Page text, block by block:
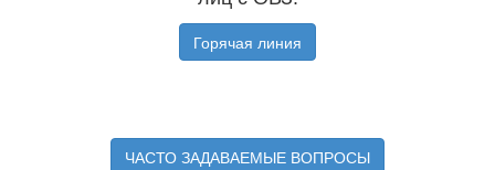
Горячая линия
ЧАСТО ЗАДАВАЕМЫЕ ВОПРОСЫ